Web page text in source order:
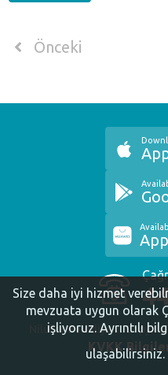
Önceki
Nilüfer Belediyesi.
KVKK
Size daha iyi hizmet
mevzuata uygun olarak
işliyoruz. Ayrıntılı
ulaşabilirsiniz.